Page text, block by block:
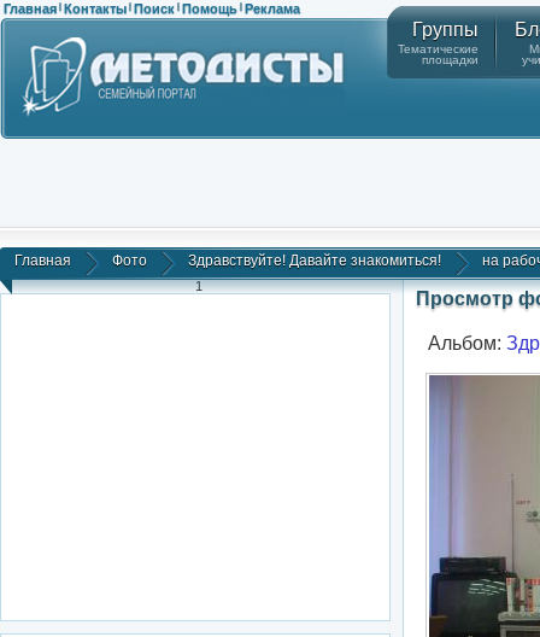
Главная | Контакты | Поиск | Помощь | Реклама
Группы
Тематические
площадки
Главная Фото Здравствуйте! Давайте знакомиться! на
1
Просмотр
Альбом: